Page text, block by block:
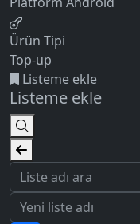
Ürün Tipi
Top-up
Listeme ekle
Listeme ekle